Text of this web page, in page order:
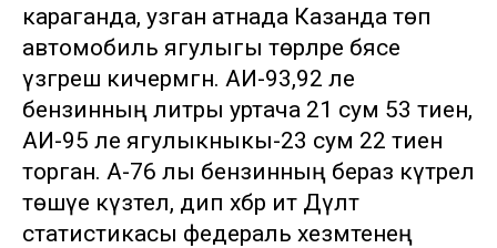
караганда, узган атнада Казанда төп
автомобиль ягулыгы төрләре бәясе
үзгәреш кичермәгән. АИ-93,92 ле
бензинның литры уртача 21 сум 53 тиен,
АИ-95 ле ягулыкныкы-23 сум 22 тиен
торган. А-76 лы бензинның бераз күтәрелә
төшүе күзәтелә, дип хәбәр итә Дәүләт
статистикасы федераль хезмәтенең